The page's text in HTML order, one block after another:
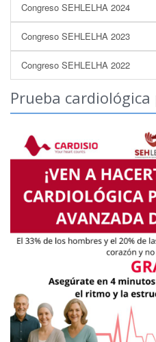
Congreso SEHLELHA 2024
Congreso SEHLELHA 2023
Congreso SEHLELHA 2022
Prueba